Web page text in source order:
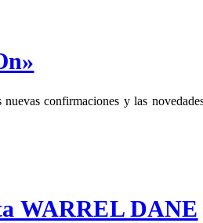
confirmaciones y las
WARREL DANE